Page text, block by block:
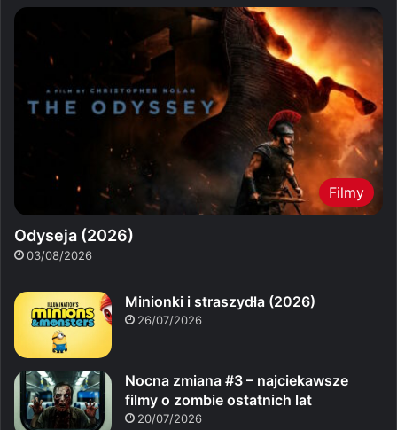
Filmy
Odyseja (2026)
03/08/2026
Minionki i straszydła (2026)
26/07/2026
Nocna zmiana #3 – najciekawsze
filmy o zombie ostatnich lat
20/07/2026